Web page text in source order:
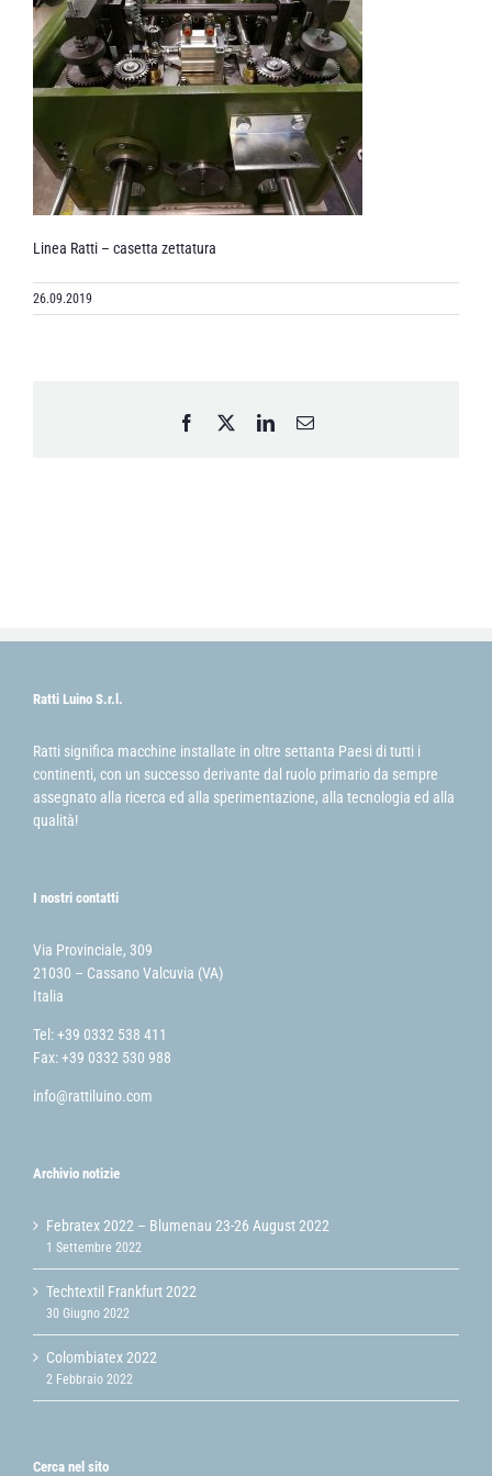
Linea Ratti – casetta zettatura
26.09.2019
Facebook LinkedInEmail
Ratti Luino S.r.l.
Ratti significa macchine installate in oltre settanta Paesi di tutti i
continenti, con un successo derivante dal ruolo primario da sempre
assegnato alla ricerca ed alla sperimentazione, alla tecnologia ed alla
qualità!
I nostri contatti
Via Provinciale, 309
21030 – Cassano Valcuvia (VA)
Italia
Tel: +39 0332 538 411
Fax: +39 0332 530 988
info@rattiluino.com
Archivio notizie
Febratex 2022 – Blumenau 23-26 August 2022
1 Settembre 2022
Techtextil Frankfurt 2022
30 Giugno 2022
Colombiatex 2022
2 Febbraio 2022
Cerca nel sito